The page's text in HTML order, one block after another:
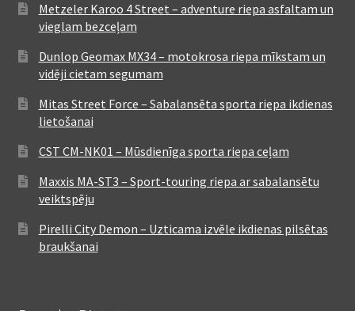
Metzeler Karoo 4 Street – adventure riepa asfaltam un
vieglam bezceļam
Dunlop Geomax MX34 – motokrosa riepa mīkstam un
vidēji cietam segumam
Mitas Street Force – Sabalansēta sporta riepa ikdienas
lietošanai
CST CM-NK01 – Mūsdienīga sporta riepa ceļam
Maxxis MA-ST3 – Sport-touring riepa ar sabalansētu
veiktspēju
Pirelli City Demon – Uzticama izvēle ikdienas pilsētas
braukšanai